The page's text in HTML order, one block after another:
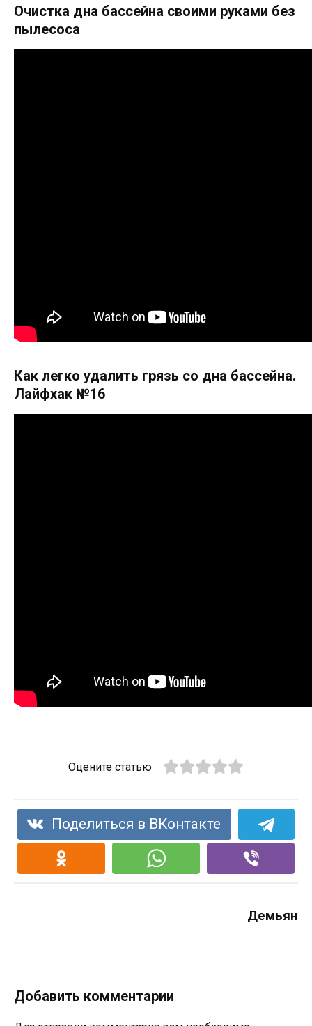
Очистка дна бассейна своими руками без
пылесоса
Как легко удалить грязь со дна бассейна.
Лайфхак №16
Оцените статью
Поделиться в ВКонтакте
Демьян
Добавить комментарии